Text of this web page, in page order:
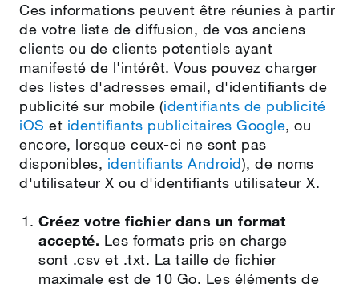
Ces informations peuvent être réunies à partir
de votre liste de diffusion, de vos anciens
clients ou de clients potentiels ayant
manifesté de l'intérêt. Vous pouvez charger
des listes d'adresses email, d'identifiants de
publicité sur mobile (identifiants de publicité
iOS et identifiants publicitaires Google, ou
encore, lorsque ceux‑ci ne sont pas
disponibles, identifiants Android), de noms
d'utilisateur X ou d'identifiants utilisateur X.
Créez votre fichier dans un format
accepté. Les formats pris en charge
sont .csv et .txt. La taille de fichier
maximale est de 10 Go. Les éléments de